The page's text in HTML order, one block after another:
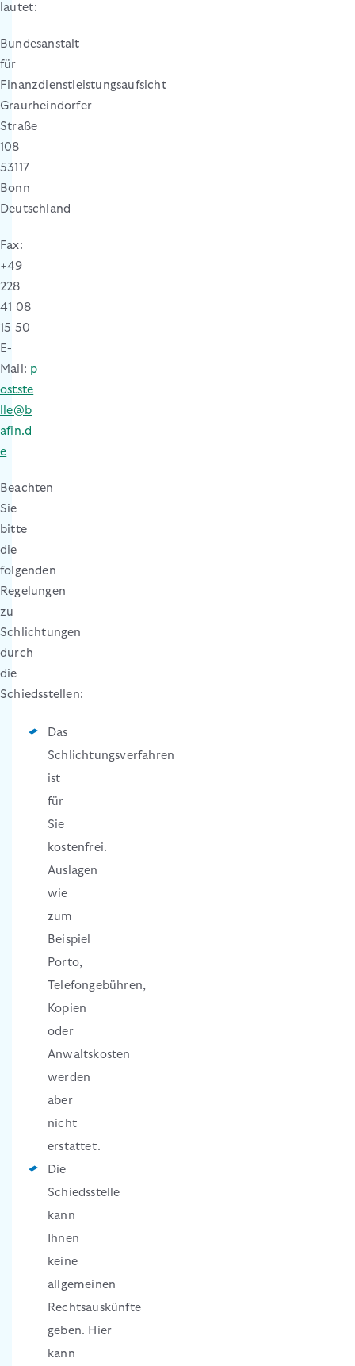
lautet:
Bundesanstalt
für
Finanzdienstleistungsaufsicht
Graurheindorfer
Straße
108
53117
Bonn
Deutschland
Fax:
+49
228
41 08
15 50
E-
Mail: p
ostste
lle@b
afin.d
e
Beachten
Sie
bitte
die
folgenden
Regelungen
zu
Schlichtungen
durch
die
Schiedsstellen:
Das
Schlichtungsverfahren
ist
für
Sie
kostenfrei.
Auslagen
wie
zum
Beispiel
Porto,
Telefongebühren,
Kopien
oder
Anwaltskosten
werden
aber
nicht
erstattet.
Die
Schiedsstelle
kann
Ihnen
keine
allgemeinen
Rechtsauskünfte
geben. Hier
kann